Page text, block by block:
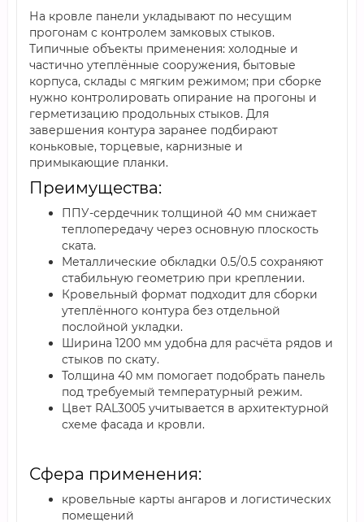
На кровле панели укладывают по несущим
прогонам с контролем замковых стыков.
Типичные объекты применения: холодные и
частично утеплённые сооружения, бытовые
корпуса, склады с мягким режимом; при сборке
нужно контролировать опирание на прогоны и
герметизацию продольных стыков. Для
завершения контура заранее подбирают
коньковые, торцевые, карнизные и
примыкающие планки.
Преимущества:
ППУ-сердечник толщиной 40 мм снижает
теплопередачу через основную плоскость
ската.
Металлические обкладки 0.5/0.5 сохраняют
стабильную геометрию при креплении.
Кровельный формат подходит для сборки
утеплённого контура без отдельной
послойной укладки.
Ширина 1200 мм удобна для расчёта рядов и
стыков по скату.
Толщина 40 мм помогает подобрать панель
под требуемый температурный режим.
Цвет RAL3005 учитывается в архитектурной
схеме фасада и кровли.
Сфера применения:
кровельные карты ангаров и логистических
помещений